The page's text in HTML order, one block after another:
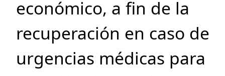
económico, a fin de la
recuperación en caso de
urgencias médicas para